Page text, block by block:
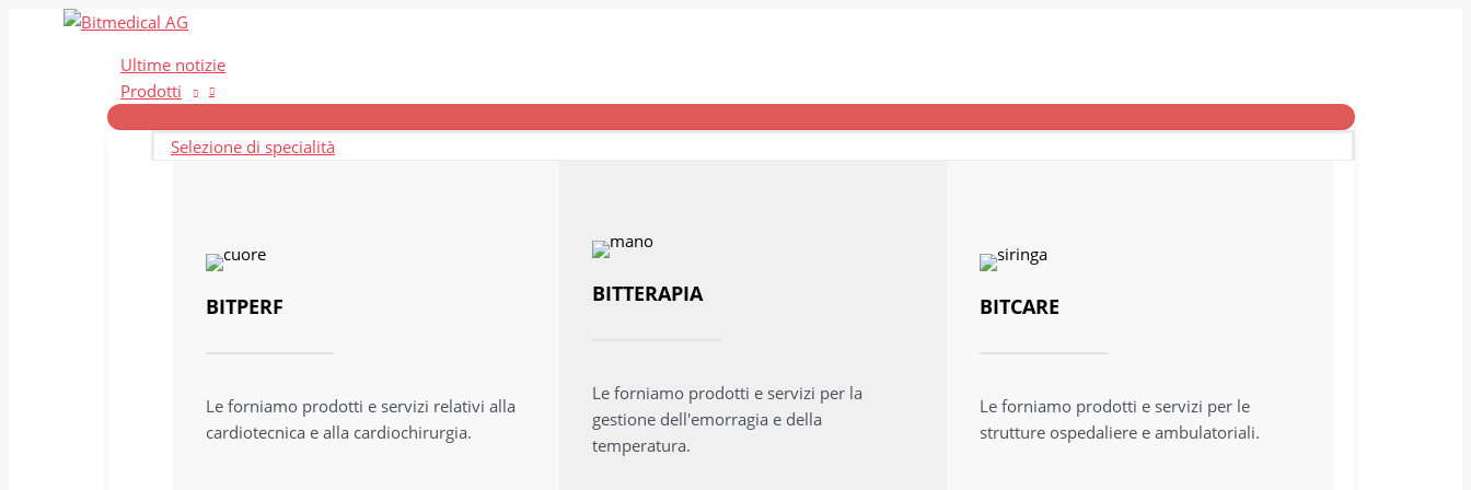
Ultime notizie
Prodotti
Selezione di specialità
BITPERF
Le forniamo prodotti e servizi relativi alla
cardiotecnica e alla cardiochirurgia.
BITTERAPIA
Le forniamo prodotti e servizi per la
gestione dell'emorragia e della
temperatura.
BITCARE
Le forniamo prodotti e servizi per le
strutture ospedaliere e ambulatoriali.